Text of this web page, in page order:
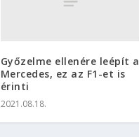
Győzelme ellenére leépít a
Mercedes, ez az F1-et is
érinti
2021.08.18.